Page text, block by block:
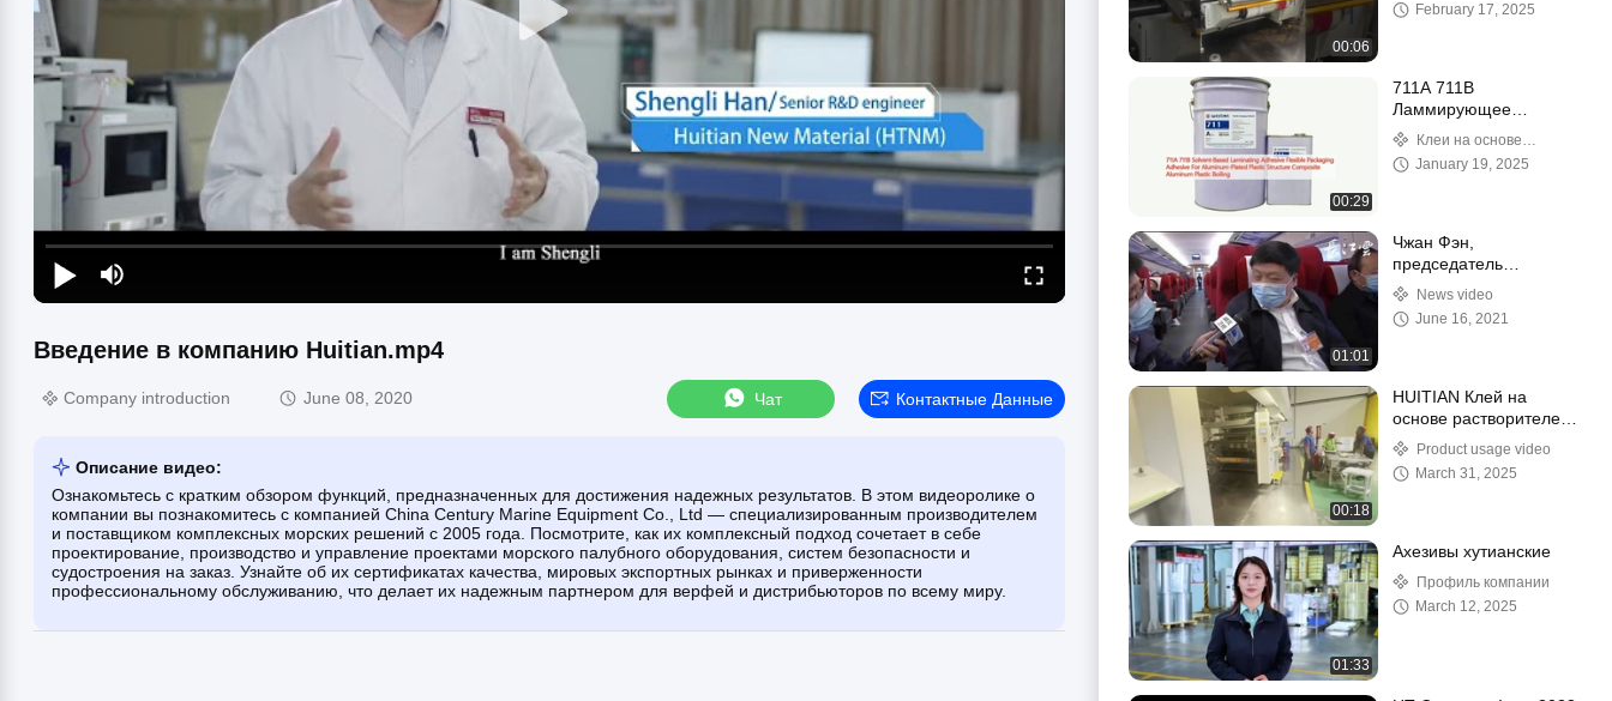
Введение в компанию Huitian.mp4
Company introduction June 08, 2020 Чат Контактные Данные
Описание видео:
Ознакомьтесь с кратким обзором функций, предназначенных для достижения надежных результатов. В этом видеоролике о
компании вы познакомитесь с компанией China Century Marine Equipment Co., Ltd — специализированным производителем
и поставщиком комплексных морских решений с 2005 года. Посмотрите, как их комплексный подход сочетает в себе
проектирование, производство и управление проектами морского палубного оборудования, систем безопасности и
судостроения на заказ. Узнайте об их сертификатах качества, мировых экспортных рынках и приверженности
профессиональному обслуживанию, что делает их надежным партнером для верфей и дистрибьюторов по всему миру.
00:06
February 17, 2025
00:29
711A 711B
Ламмирующее
клейкое вещество на
основе растворителей
Гибкое упаковочное
пластмассовой
структуры
Клеи на основе
растворителей
January 19, 2025
01:01
Чжан Фэн,
председатель
Shanghai Huitian New
Material, отправился в
Пекин для участия в
News video
June 16, 2021
00:18
HUITIAN Клей на
основе растворителей
Заявление 2
Product usage video
March 31, 2025
01:33
Ахезивы хутианские
Профиль компании
March 12, 2025